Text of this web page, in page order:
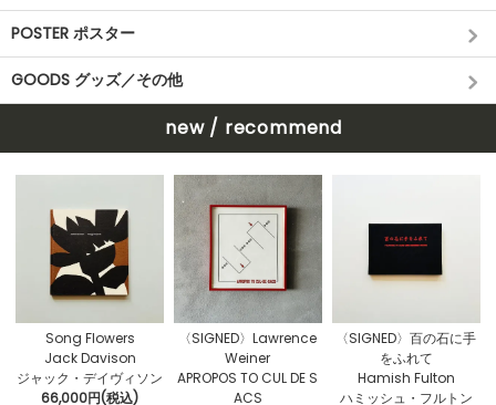
POSTER ポスター
GOODS グッズ／その他
new / recommend
Song Flowers
Jack Davison
ジャック・デイヴィソン
66,000円(税込)
〈SIGNED〉Lawrence
Weiner
APROPOS TO CUL DE S
ACS
〈SIGNED〉百の石に手
をふれて
Hamish Fulton
ハミッシュ・フルトン